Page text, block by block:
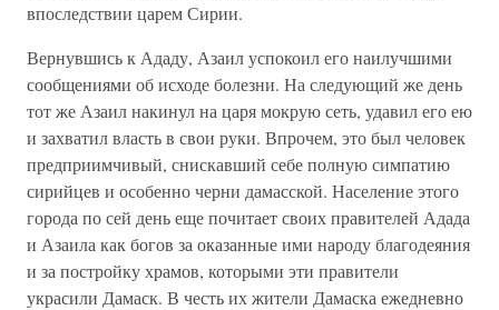
впоследствии царем Сирии.
Вернувшись к Ададу, Азаил успокоил его наилучшими
сообщениями об исходе болезни. На следующий же день
тот же Азаил накинул на царя мокрую сеть, удавил его ею
и захватил власть в свои руки. Впрочем, это был человек
предприимчивый, снискавший себе полную симпатию
сирийцев и особенно черни дамасской. Население этого
города по сей день еще почитает своих правителей Адада
и Азаила как богов за оказанные ими народу благодеяния
и за постройку храмов, которыми эти правители
украсили Дамаск. В честь их жители Дамаска ежедневно